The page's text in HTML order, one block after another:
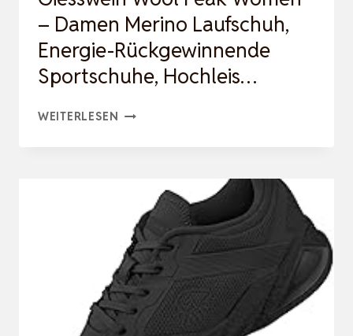
– Damen Merino Laufschuh,
Energie-Rückgewinnende
Sportschuhe, Hochleis…
WEITERLESEN GIESSWEIN
DAMEN
MERINO
LAUFSCHUH,
ENERGIE-
RÜCKGEWINNENDE